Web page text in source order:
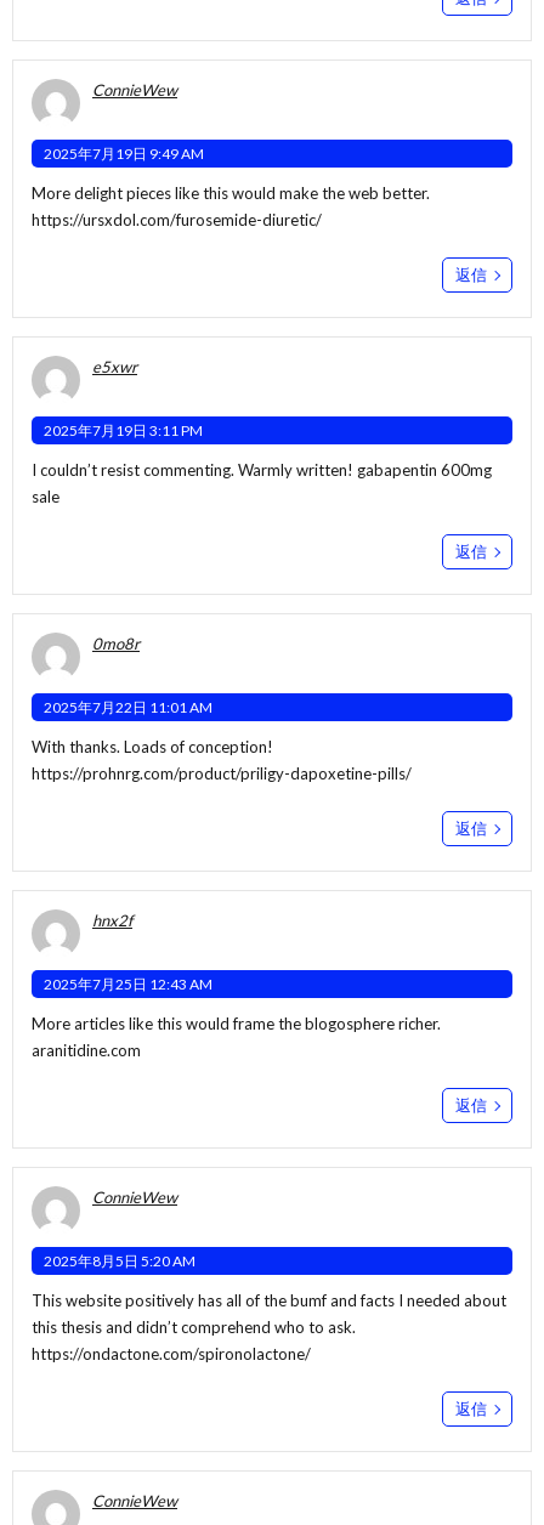
ConnieWew
2025年7月19日 9:49 AM
More delight pieces like this would make the web better.
https://ursxdol.com/furosemide-diuretic/
返信
e5xwr
2025年7月19日 3:11 PM
I couldn’t resist commenting. Warmly written! gabapentin 600mg
sale
返信
0mo8r
2025年7月22日 11:01 AM
With thanks. Loads of conception!
https://prohnrg.com/product/priligy-dapoxetine-pills/
返信
hnx2f
2025年7月25日 12:43 AM
More articles like this would frame the blogosphere richer.
aranitidine.com
返信
ConnieWew
2025年8月5日 5:20 AM
This website positively has all of the bumf and facts I needed about
this thesis and didn’t comprehend who to ask.
https://ondactone.com/spironolactone/
返信
ConnieWew